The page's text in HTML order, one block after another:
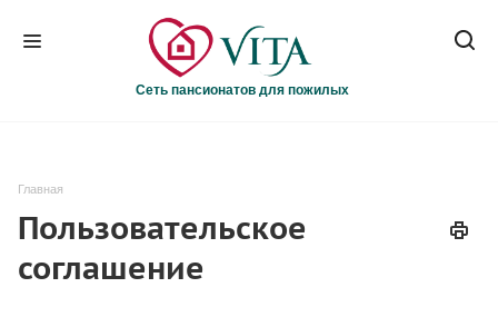
Сеть пансионатов для пожилых
Главная
Пользовательское
соглашение